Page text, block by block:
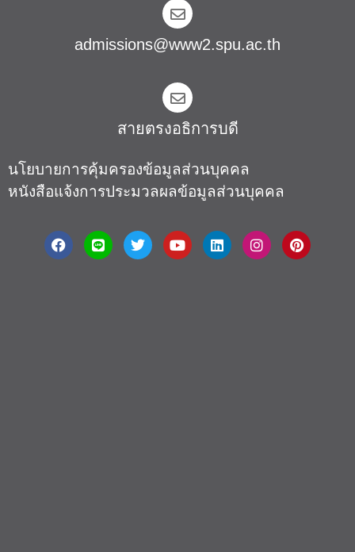
admissions@www2.spu.ac.th
สายตรงอธิการบดี​
นโยบายการคุ้มครองข้อมูลส่วนบุคคล
หนังสือแจ้งการประมวลผลข้อมูลส่วนบุคคล